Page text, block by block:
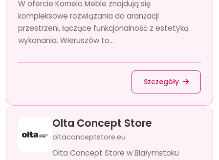
W ofercie Kornelo Meble znajdują się
kompleksowe rozwiązania do aranżacji
przestrzeni, łączące funkcjonalność z estetyką
wykonania. Wieruszów to...
Szczegóły
Olta Concept Store
oltaconceptstore.eu
Olta Concept Store w Białymstoku